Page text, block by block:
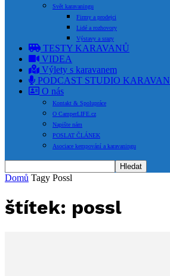
Svět karavaningu
Firmy a prodejci
Lidé a rozhovory
Výstavy a srazy
TESTY KARAVANŮ
VIDEA
Výlety s karavanem
PODCAST STUDIO KARAVAN
O nás
Kontakt & Spolupráce
O CamperLIFE.cz
Napište nám
POSLAT ČLÁNEK
Asociace kempování a karavaningu
Domů Tagy Possl
štítek: possl